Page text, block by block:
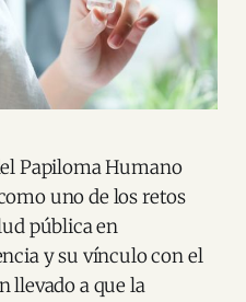
Papiloma Humano
uno de los retos
pública en
y su vínculo con el
llevado a que la